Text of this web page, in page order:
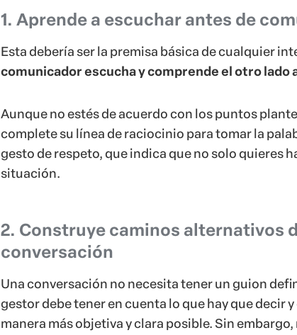
1. Aprende a escuchar antes de
Esta debería ser la premisa básica de cualquier
comunicador escucha y comprende el otro lado
Aunque no estés de acuerdo con los puntos
complete su línea de raciocinio para tomar la
gesto de respeto, que indica que no solo quieres
situación.
2. Construye caminos alternativos
conversación
Una conversación no necesita tener un guion
gestor debe tener en cuenta lo que hay que decir
manera más objetiva y clara posible. Sin